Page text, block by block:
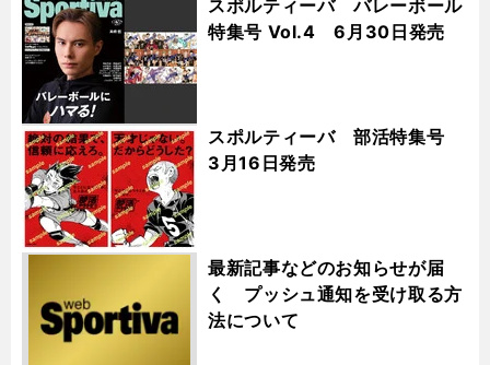
スポルティーバ バレーボール
特集号 Vol.4 6月30日発売
スポルティーバ 部活特集号
3月16日発売
最新記事などのお知らせが届
く プッシュ通知を受け取る方
法について